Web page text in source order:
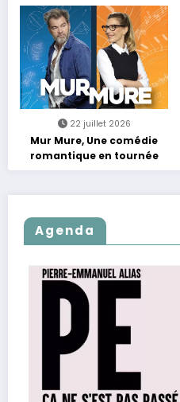
22 juillet 2026
Mur Mure, Une comédie
romantique en tournée
Agenda